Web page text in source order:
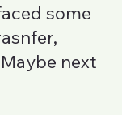
some
next